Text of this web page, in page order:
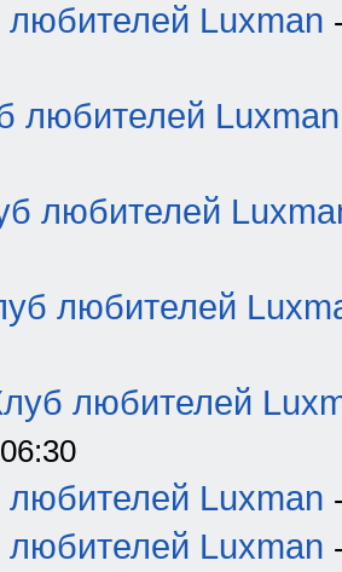
любителей Luxman
любителей Luxman
любителей
любителей
любителей
любителей Luxman
любителей Luxman